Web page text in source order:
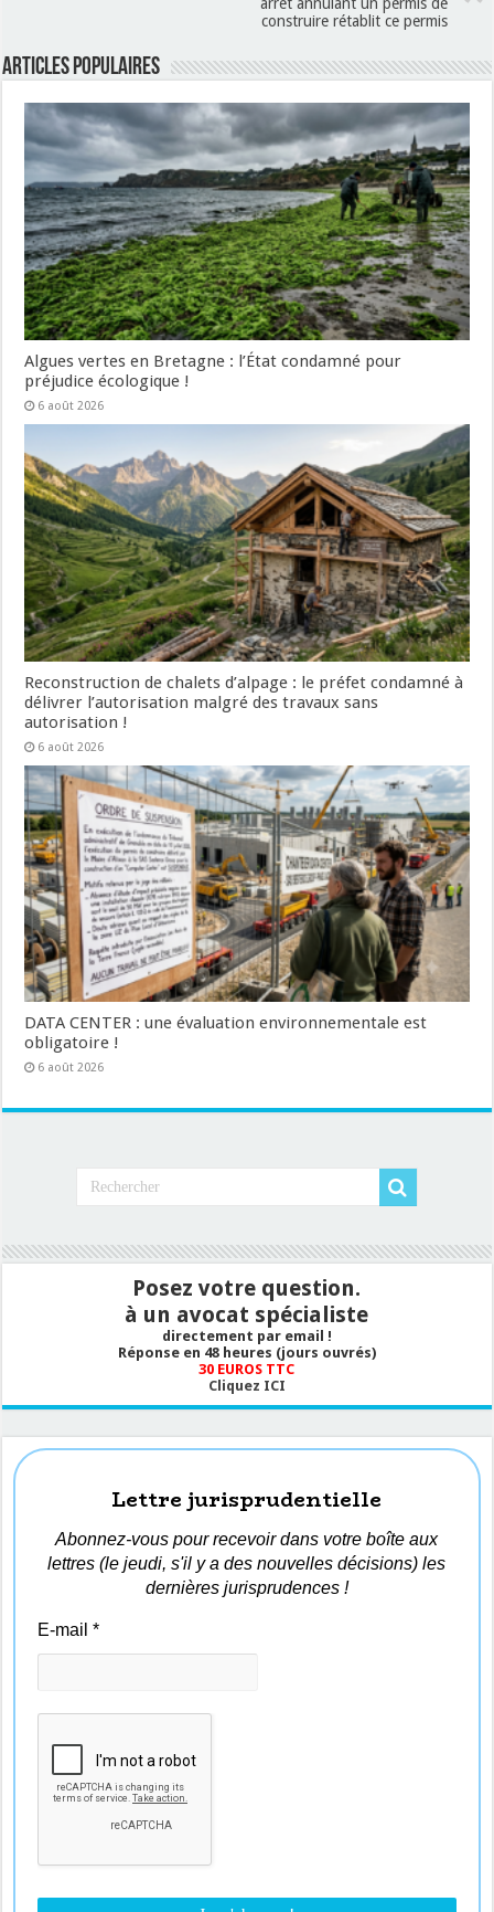
construire rétablit ce permis
Articles populaires
Algues vertes en Bretagne : l’État condamné pour
préjudice écologique !
6 août 2026
Reconstruction de chalets d’alpage : le préfet condamné à
délivrer l’autorisation malgré des travaux sans
autorisation !
6 août 2026
DATA CENTER : une évaluation environnementale est
obligatoire !
6 août 2026
Posez votre question.
à un avocat spécialiste
directement par email !
Réponse en 48 heures (jours ouvrés)
30 EUROS TTC
Cliquez ICI
Lettre jurisprudentielle
Abonnez-vous pour recevoir dans votre boîte aux
lettres (le jeudi, s'il y a des nouvelles décisions) les
dernières jurisprudences !
E-mail*